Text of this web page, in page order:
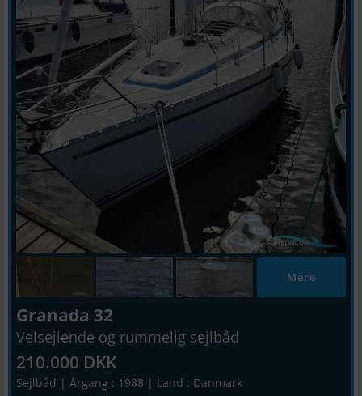
Mere
Granada 32
Velsejlende og rummelig sejlbåd
210.000 DKK
Sejlbåd | Årgang : 1988 | Land : Danmark